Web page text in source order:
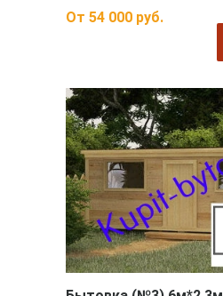
От 54 000 руб.